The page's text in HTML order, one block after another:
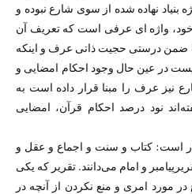
نهاده شده از سوى شارع نبوده و
خود، واژه اى عرفى است که تعریف آن
ضمن درستی حجیت ذاتی عرف و اینکه
در عین حال وجود احکام امضایی و
نیز عرف را مبنا قرار داده است به
نود درصد احکام قرآن، امضایی
است: کتاب و سنت و اجماع و عقل و
و امام می‌دانند. تقریر که یکی
مورد امری و منع نکردن از آنچه در